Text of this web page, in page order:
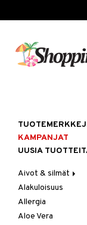
KAMPANJAT
UUSIA
Aivot & silmät
Muisti
Rasvahapot
Silmät
Alakuloisuus
Allergia
Aloe Vera